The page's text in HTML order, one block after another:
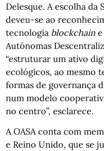
Delesque. A escolha da
deveu-se ao
tecnologia blockchain
Autónomas
“estruturar um ativo
ecológicos, ao mesmo
formas de governança
num modelo
no centro”, esclarece.
A OASA conta com
e Reino Unido, que se